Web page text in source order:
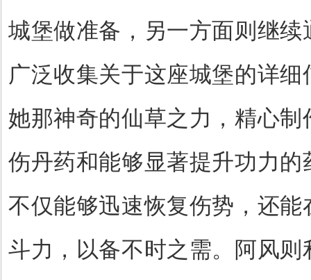
城堡做准备，另一方面则继
广泛收集关于这座城堡的详
她那神奇的仙草之力，精心
伤丹药和能够显著提升功力
不仅能够迅速恢复伤势，还
斗力，以备不时之需。阿风